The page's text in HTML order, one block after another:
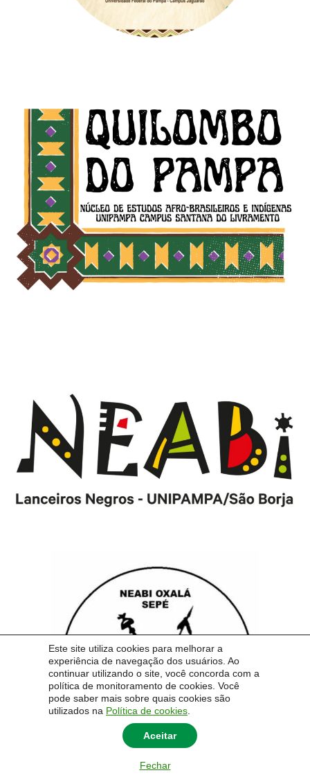
Este site utiliza cookies para melhorar a
experiência de navegação dos usuários. Ao
continuar utilizando o site, você concorda com a
política de monitoramento de cookies. Você
pode saber mais sobre quais cookies são
utilizados na Política de cookies
Aceitar
Fechar